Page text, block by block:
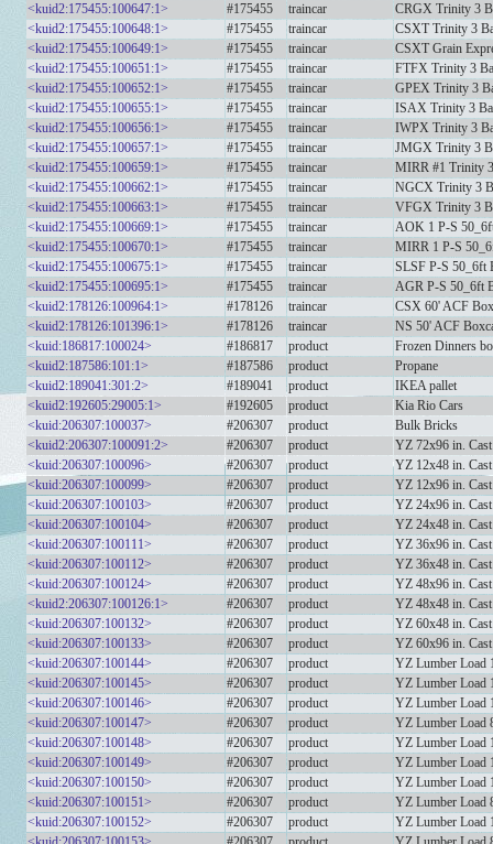
<kuid2:175455:100647:1>
#175455 traincar
CRGX Trinity 3
<kuid2:175455:100648:1>
#175455 traincar
CSXT Trinity 3
<kuid2:175455:100649:1>
#175455 traincar
CSXT Grain
<kuid2:175455:100651:1>
#175455 traincar
FTFX Trinity 3
<kuid2:175455:100652:1>
#175455 traincar
GPEX Trinity 3
<kuid2:175455:100655:1>
#175455 traincar
ISAX Trinity 3
<kuid2:175455:100656:1>
#175455 traincar
IWPX Trinity 3
<kuid2:175455:100657:1>
#175455 traincar
JMGX Trinity 3
<kuid2:175455:100659:1>
#175455 traincar
MIRR #1 Trinity
<kuid2:175455:100662:1>
#175455 traincar
NGCX Trinity 3
<kuid2:175455:100663:1>
#175455 traincar
VFGX Trinity 3
<kuid2:175455:100669:1>
#175455 traincar
AOK 1 P-S
<kuid2:175455:100670:1>
#175455 traincar
MIRR 1 P-S
<kuid2:175455:100675:1>
#175455 traincar
SLSF P-S 50_6ft
<kuid2:175455:100695:1>
#175455 traincar
AGR P-S 50_6ft
<kuid2:178126:100964:1>
#178126 traincar
CSX 60' ACF
<kuid2:178126:101396:1>
#178126 traincar
NS 50' ACF
<kuid:186817:100024>
#186817 product
Frozen Dinners
<kuid2:187586:101:1>
#187586 product
Propane
<kuid2:189041:301:2>
#189041 product
IKEA pallet
<kuid2:192605:29005:1>
#192605 product
Kia Rio Cars
<kuid:206307:100037>
#206307 product
Bulk Bricks
<kuid2:206307:100091:2>
#206307 product
YZ 72x96 in.
<kuid:206307:100096>
#206307 product
YZ 12x48 in.
<kuid:206307:100099>
#206307 product
YZ 12x96 in.
<kuid:206307:100103>
#206307 product
YZ 24x96 in.
<kuid:206307:100104>
#206307 product
YZ 24x48 in.
<kuid:206307:100111>
#206307 product
YZ 36x96 in.
<kuid:206307:100112>
#206307 product
YZ 36x48 in.
<kuid:206307:100124>
#206307 product
YZ 48x96 in.
<kuid2:206307:100126:1>
#206307 product
YZ 48x48 in.
<kuid:206307:100132>
#206307 product
YZ 60x48 in.
<kuid:206307:100133>
#206307 product
YZ 60x96 in.
<kuid:206307:100144>
#206307 product
YZ Lumber Load
<kuid:206307:100145>
#206307 product
YZ Lumber Load
<kuid:206307:100146>
#206307 product
YZ Lumber Load
<kuid:206307:100147>
#206307 product
YZ Lumber Load
<kuid:206307:100148>
#206307 product
YZ Lumber Load
<kuid:206307:100149>
#206307 product
YZ Lumber Load
<kuid:206307:100150>
#206307 product
YZ Lumber Load
<kuid:206307:100151>
#206307 product
YZ Lumber Load
<kuid:206307:100152>
#206307 product
YZ Lumber Load